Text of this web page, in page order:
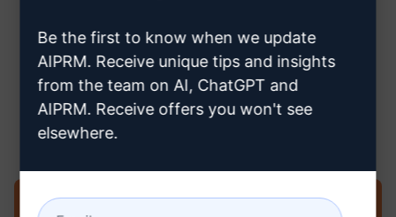
步骤 3：在您的 ChatGPT 中使用提示
立即在 ChatGPT 上尝试提示
Be the first to know when we update
AIPRM. Receive unique tips and insights
from the team on AI, ChatGPT and
AIPRM. Receive offers you won't see
elsewhere.